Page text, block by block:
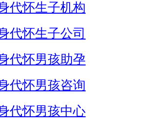
代怀生子机构
代怀生子公司
代怀男孩助孕
代怀男孩咨询
代怀男孩中心